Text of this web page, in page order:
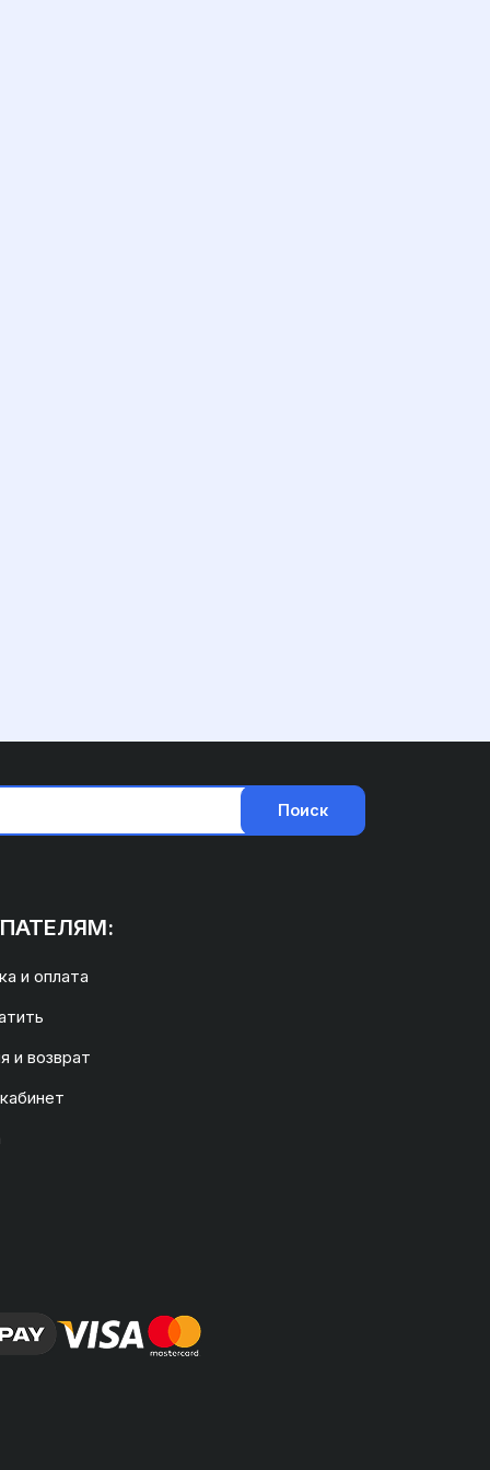
Поиск
и оплата
и возврат